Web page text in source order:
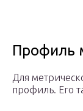
Профиль
Для
профиль. Его